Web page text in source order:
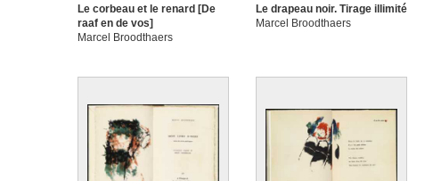
Le corbeau et le renard [De
raaf en de vos]
Marcel Broodthaers
Le drapeau noir. Tirage illimité
Marcel Broodthaers